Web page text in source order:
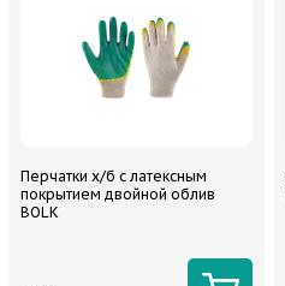
Перчатки х/б с латексным
покрытием двойной облив
BOLK